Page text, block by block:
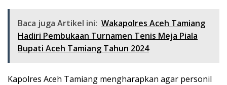
Baca juga Artikel ini: Wakapolres Aceh Tamiang
Hadiri Pembukaan Turnamen Tenis Meja Piala
Bupati Aceh Tamiang Tahun 2024
Kapolres Aceh Tamiang mengharapkan agar personil